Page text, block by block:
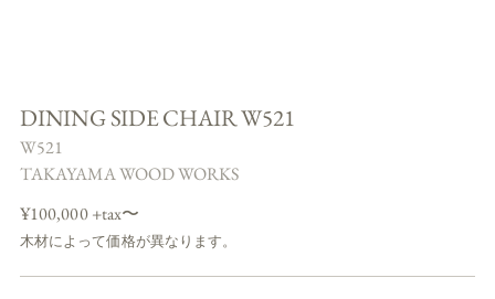
DINING SIDE CHAIR W521
W521
TAKAYAMA WOOD WORKS
Regular
price
¥100,000 +tax〜
木材によって価格が異なります。